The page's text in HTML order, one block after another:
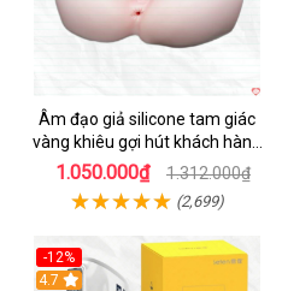
Âm đạo giả silicone tam giác
vàng khiêu gợi hút khách hàng
nam
1.050.000₫ 1.312.000₫
(2,699)
-12%
Hot
4.7